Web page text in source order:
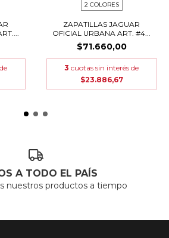
2 COLORES
ZAPATILLAS JAGUAR
OFICIAL URBANA ART. #4...
$71.660,00
3 cuotas sin interés de
$23.886,67
A TODO EL PAÍS
nuestros productos a tiempo